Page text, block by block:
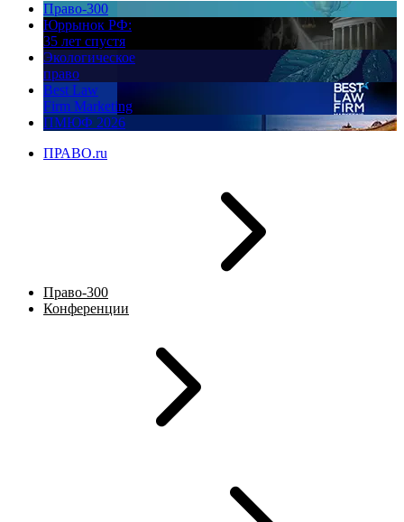
Право-300
Юррынок РФ:
35 лет спустя
Экологическое
право
Best Law
Firm Marketing
ПМЮФ 2026
ПРАВО.ru
Право-300
Конференции